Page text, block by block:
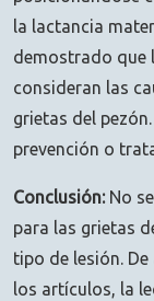
la lactancia
demostrado que
consideran las
grietas del
prevención o
Conclusión:No
para las grietas
tipo de lesión.
los artículos, la